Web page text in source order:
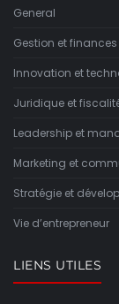
General
Gestion et finances
Innovation et
Juridique et
Leadership et
Marketing et
Stratégie et
Vie d’entrepreneur
LIENS UTILES